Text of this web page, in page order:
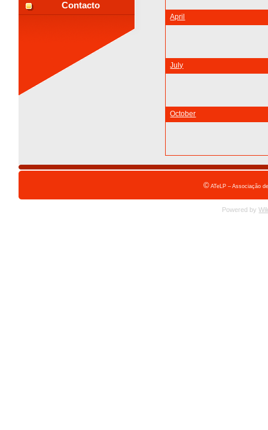
Contacto
April
July
October
© ATeLP – Associação
Powered by